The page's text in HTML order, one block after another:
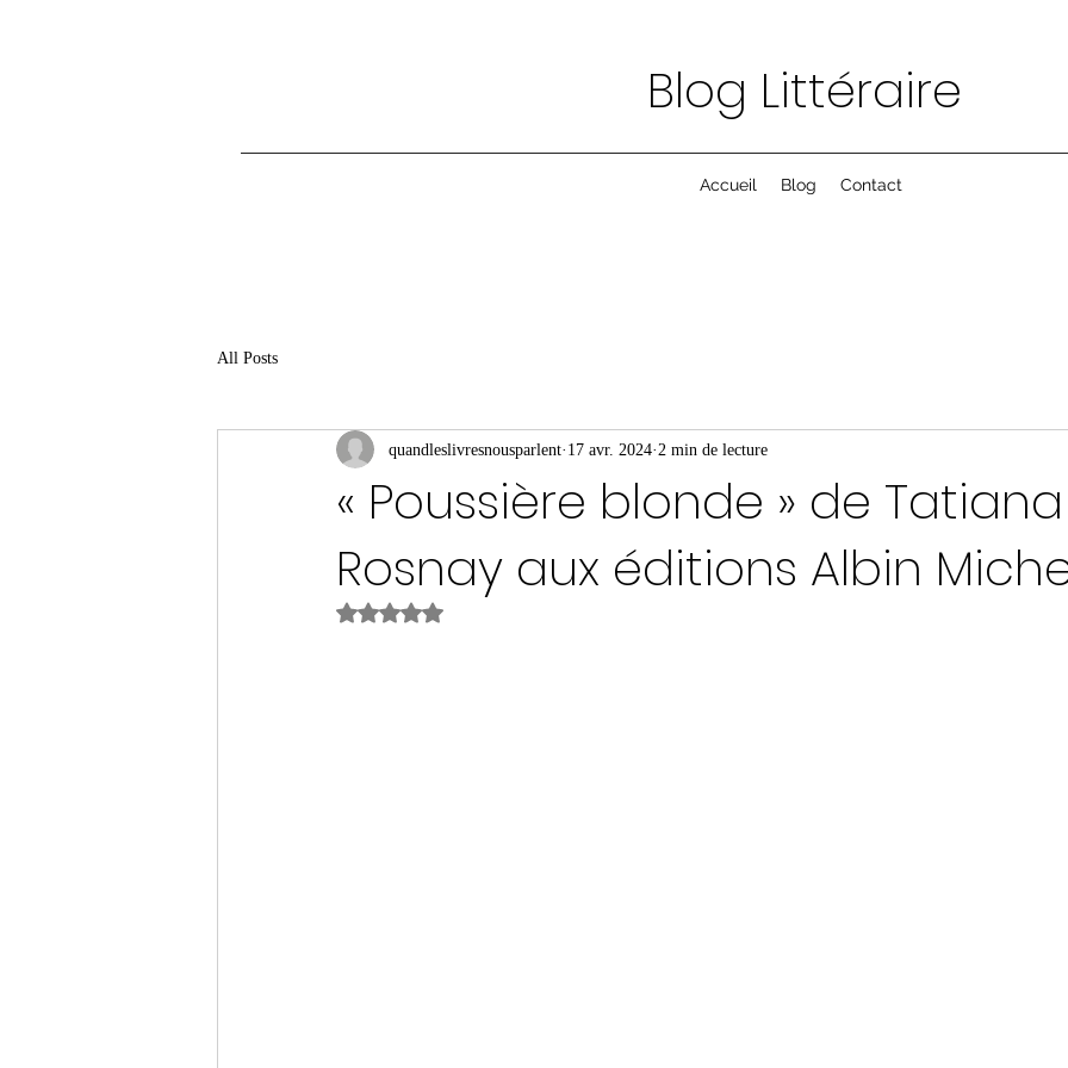
Blog Littéraire
Accueil Blog Contact
All Posts
« Poussière blonde » de
Rosnay aux éditions Albin
quandleslivresnousparlent 17 avr. 2024 2 min de lecture
Noté NaN étoiles sur 5.